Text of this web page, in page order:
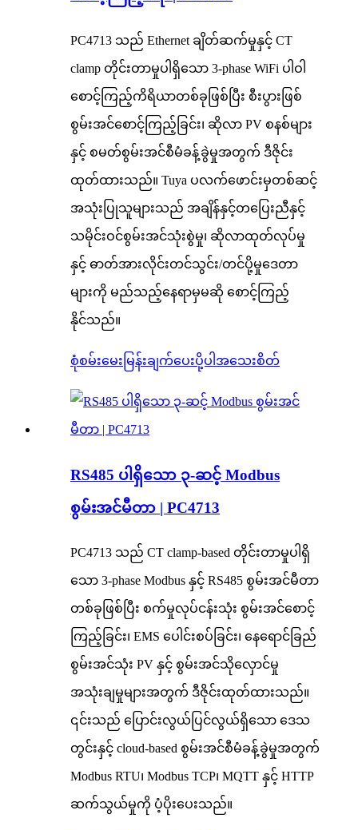
PC4713 သည် Ethernet ချိတ်ဆက်မှုနှင့် CT
clamp တိုင်းတာမှုပါရှိသော 3-phase WiFi ပါဝါ
စောင့်ကြည့်ကိရိယာတစ်ခုဖြစ်ပြီး စီးပွားဖြစ်
စွမ်းအင်စောင့်ကြည့်ခြင်း၊ ဆိုလာ PV စနစ်များ
နှင့် စမတ်စွမ်းအင်စီမံခန့်ခွဲမှုအတွက် ဒီဇိုင်း
ထုတ်ထားသည်။ Tuya ပလက်ဖောင်းမှတစ်ဆင့်
အသုံးပြုသူများသည် အချိန်နှင့်တပြေးညီနှင့်
သမိုင်းဝင်စွမ်းအင်သုံးစွဲမှု၊ ဆိုလာထုတ်လုပ်မှု
နှင့် ဓာတ်အားလိုင်းတင်သွင်း/တင်ပို့မှုဒေတာ
များကို မည်သည့်နေရာမှမဆို စောင့်ကြည့်
နိုင်သည်။
စုံစမ်းမေးမြန်းချက်ပေးပို့ပါ အသေးစိတ်
RS485 ပါရှိသော ၃-ဆင့် Modbus
စွမ်းအင်မီတာ | PC4713
PC4713 သည် CT clamp-based တိုင်းတာမှုပါရှိ
သော 3-phase Modbus နှင့် RS485 စွမ်းအင်မီတာ
တစ်ခုဖြစ်ပြီး စက်မှုလုပ်ငန်းသုံး စွမ်းအင်စောင့်
ကြည့်ခြင်း၊ EMS ပေါင်းစပ်ခြင်း၊ နေရောင်ခြည်
စွမ်းအင်သုံး PV နှင့် စွမ်းအင်သိုလှောင်မှု
အသုံးချမှုများအတွက် ဒီဇိုင်းထုတ်ထားသည်။
၎င်းသည် ပြောင်းလွယ်ပြင်လွယ်ရှိသော ဒေသ
တွင်းနှင့် cloud-based စွမ်းအင်စီမံခန့်ခွဲမှုအတွက်
Modbus RTU၊ Modbus TCP၊ MQTT နှင့် HTTP
ဆက်သွယ်မှုကို ပံ့ပိုးပေးသည်။